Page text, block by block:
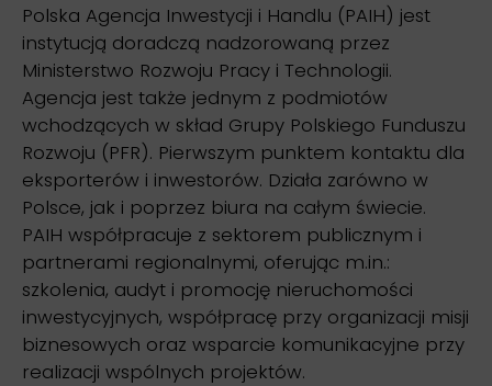
Polska Agencja Inwestycji i Handlu (PAIH) jest
instytucją doradczą nadzorowaną przez
Ministerstwo Rozwoju Pracy i Technologii.
Agencja jest także jednym z podmiotów
wchodzących w skład Grupy Polskiego Funduszu
Rozwoju (PFR). Pierwszym punktem kontaktu dla
eksporterów i inwestorów. Działa zarówno w
Polsce, jak i poprzez biura na całym świecie.
PAIH współpracuje z sektorem publicznym i
partnerami regionalnymi, oferując m.in.:
szkolenia, audyt i promocję nieruchomości
inwestycyjnych, współpracę przy organizacji misji
biznesowych oraz wsparcie komunikacyjne przy
realizacji wspólnych projektów.